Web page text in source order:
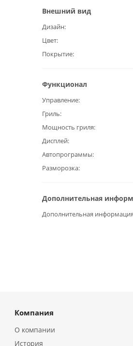
Внешний вид
Дизайн
Цвет
Покрытие
Функционал
Управление
Гриль
Мощность гриля
Дисплей
Автопрограммы
Разморозка
Дополнительная
Дополнительная информация
Компания
О компании
История